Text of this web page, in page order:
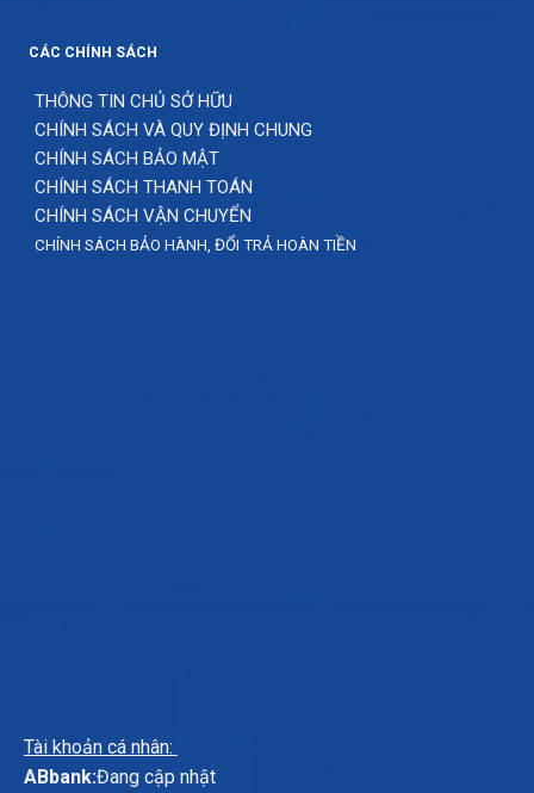
CÁC CHÍNH SÁCH
THÔNG TIN CHỦ SỞ HỮU
CHÍNH SÁCH VÀ QUY ĐỊNH CHUNG
CHÍNH SÁCH BẢO MẬT
CHÍNH SÁCH THANH TOÁN
CHÍNH SÁCH VẬN CHUYỂN
CHÍNH SÁCH BẢO HÀNH, ĐỔI TRẢ HOÀN TIỀN
Tài khoản cá nhân:
ABbank:Đang cập nhật